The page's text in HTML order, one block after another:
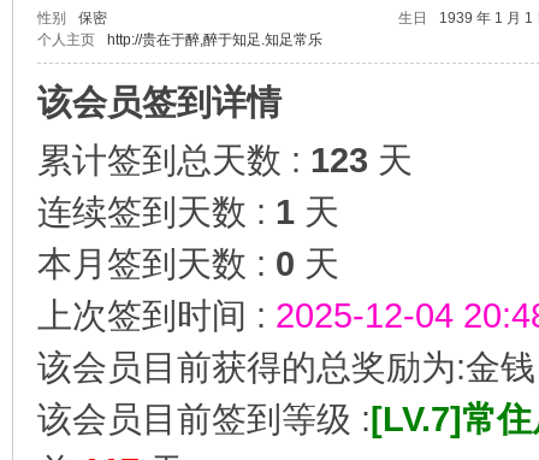
性别 保密 生日
1939 年 1 月 1
个人主页
http://贵在于醉,醉于知足.知足常乐
该会员签到详情
累计签到总天数 : 123 天
连续签到天数 : 1天
本月签到天数 : 0 天
上次签到时间 : 2025-12-04
该会员目前获得的总奖励为:金
该会员目前签到等级 :[LV.7]常